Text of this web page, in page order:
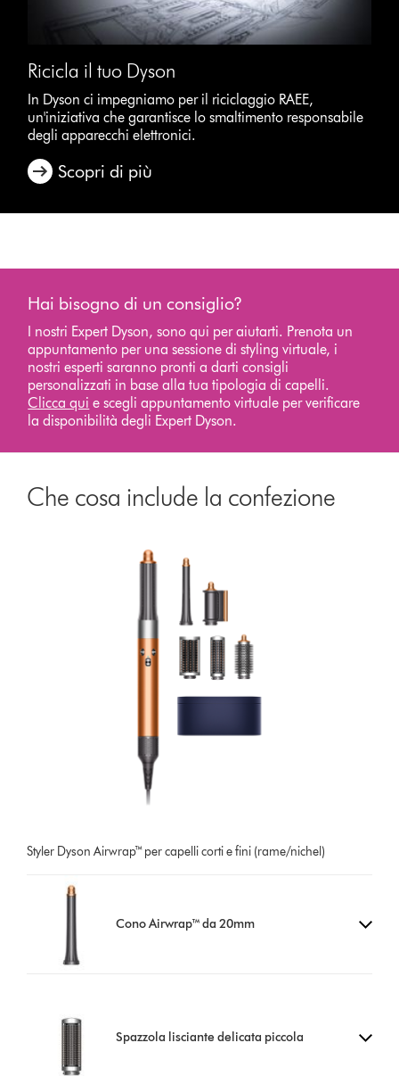
Ricicla il tuo Dyson
In Dyson ci impegniamo per il riciclaggio RAEE,
un'iniziativa che garantisce lo smaltimento responsabile
degli apparecchi elettronici.
Scopri di più
Hai bisogno di un consiglio?
I nostri Expert Dyson, sono qui per aiutarti. Prenota un
appuntamento per una sessione di styling virtuale, i
nostri esperti saranno pronti a darti consigli
personalizzati in base alla tua tipologia di capelli.
Clicca qui e scegli appuntamento virtuale per verificare
la disponibilità degli Expert Dyson.
Che cosa include la confezione
Styler Dyson Airwrap™ per capelli corti e fini (rame/nichel)
Cono Airwrap™ da 20mm
Spazzola lisciante delicata piccola